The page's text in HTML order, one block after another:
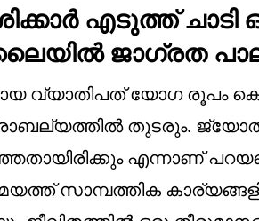
എടുത്ത് ചാടി
ജാഗ്രത
വ്യാതിപത് യോഗ
പ്രാബല്യത്തിൽ തുടരും.
എന്നാണ്
സാമ്പത്തിക